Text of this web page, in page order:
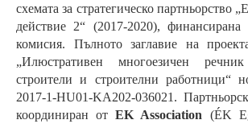
схемата за стратегическо партньорство
действие 2“ (2017-2020), финансирана
комисия. Пълното заглавие на
„Илюстративен многоезичен
строители и строителни работници“
2017-1-HU01-KA202-036021.
координиран отEK Association (ÉK